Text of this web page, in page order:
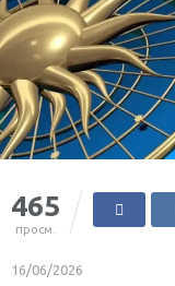
465
просм.
16/06/2026